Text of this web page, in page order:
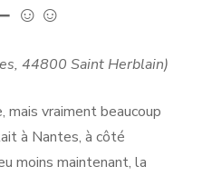
☺☺
44800 Saint Herblain)
mais vraiment beaucoup
à Nantes, à côté
moins maintenant, la